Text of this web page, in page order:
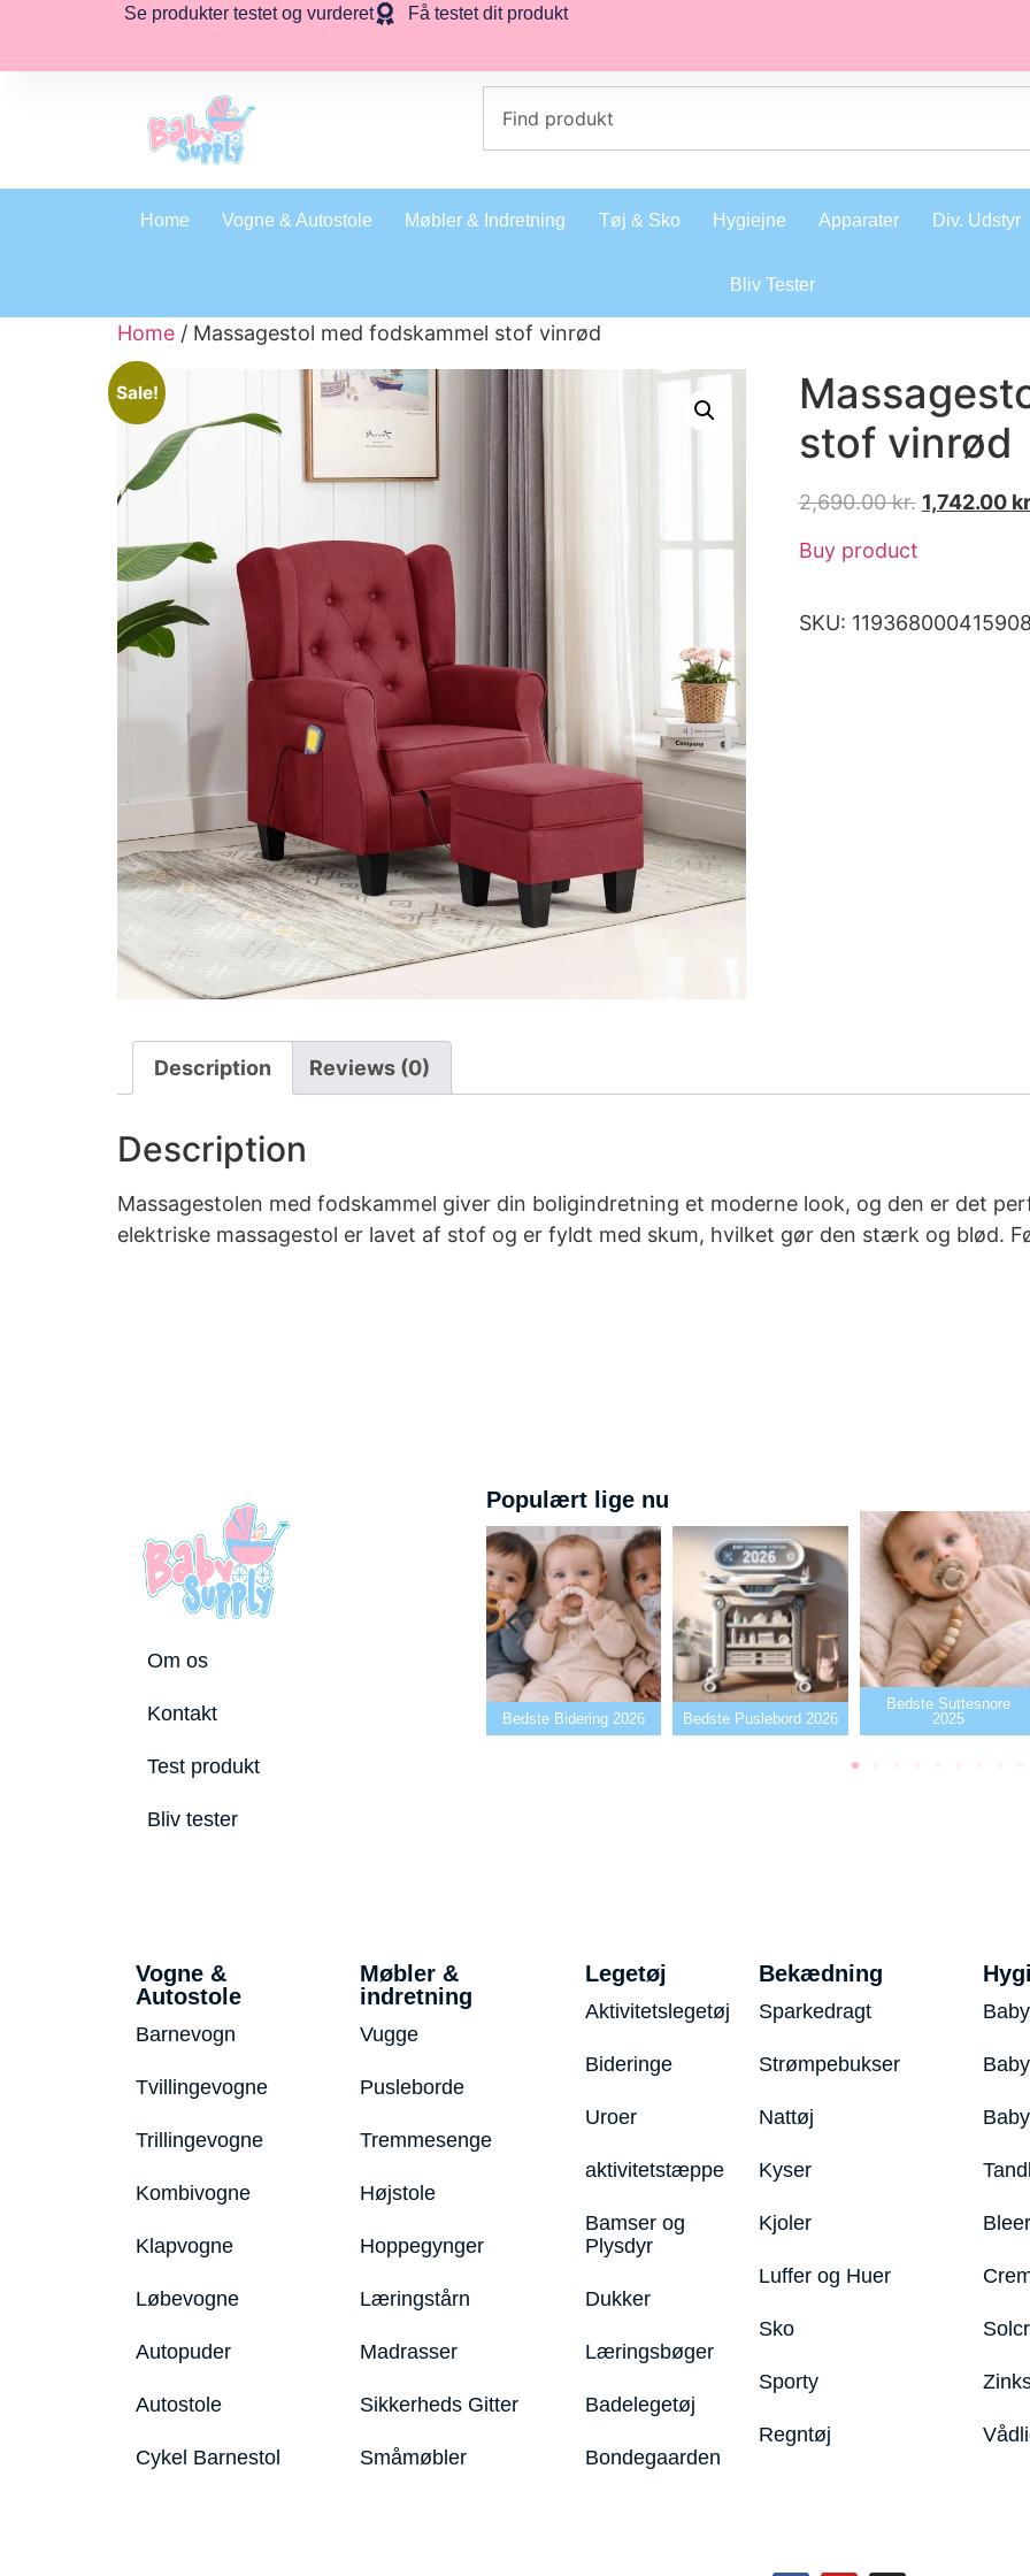
Se produkter testet og vurderet Få testet dit produkt
Home Vogne & Autostole Møbler & Indretning Tøj & Sko Hygiejne Apparater Div. Udstyr
Bliv Tester
Home / Massagestol med fodskammel stof vinrød
Sale!
stof vinrød
2,690.00kr. 1,742.00
Buy product
SKU:
Description Reviews (0)
Description
Massagestolen med fodskammel giver din boligindretning et moderne look, og den er det
elektriske massagestol er lavet af stof og er fyldt med skum, hvilket gør den stærk og blød.
Om os
Kontakt
Test produkt
Bliv tester
Populært lige nu
Bedste tremmeseng
2026
Bedste Bidering 2026 Bedste Puslebord 2026
Bedste Suttesnore
2025
Vogne &
Autostole
Barnevogn
Tvillingevogne
Trillingevogne
Kombivogne
Klapvogne
Løbevogne
Autopuder
Autostole
Cykel Barnestol
Møbler &
indretning
Vugge
Pusleborde
Tremmesenge
Højstole
Hoppegynger
Læringstårn
Madrasser
Sikkerheds Gitter
Småmøbler
Legetøj
Aktivitetslegetøj
Bideringe
Uroer
aktivitetstæppe
Bamser og
Plysdyr
Dukker
Læringsbøger
Badelegetøj
Bondegaarden
Bekædning
Sparkedragt
Strømpebukser
Nattøj
Kyser
Kjoler
Luffer og Huer
Sko
Sporty
Regntøj